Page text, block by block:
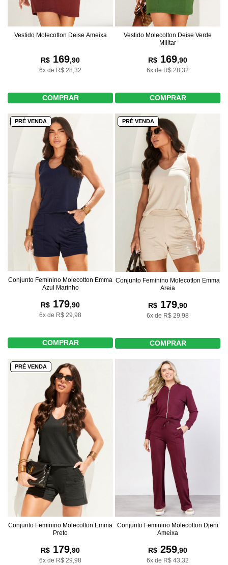
Vestido Molecotton Deise Ameixa
R$ 169,90
6x de R$ 28,32
COMPRAR
Vestido Molecotton Deise Verde
Militar
R$ 169,90
6x de R$ 28,32
COMPRAR
PRÉ VENDA
Conjunto Feminino Molecotton Emma
Azul Marinho
R$ 179,90
6x de R$ 29,98
COMPRAR
PRÉ VENDA
Conjunto Feminino Molecotton Emma
Areia
R$ 179,90
6x de R$ 29,98
COMPRAR
PRÉ VENDA
Conjunto Feminino Molecotton Emma
Preto
R$ 179,90
6x de R$ 29,98
Conjunto Feminino Molecotton Djeni
Ameixa
R$ 259,90
6x de R$ 43,32